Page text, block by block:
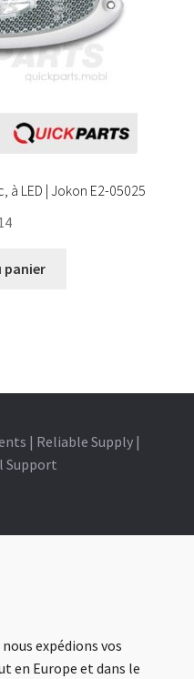
LED | Jokon E2-05025
panier
| Reliable Supply |
Support
expédions vos
en Europe et dans le